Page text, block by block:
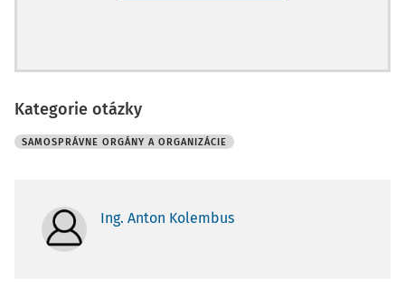
Kategorie otázky
SAMOSPRÁVNE ORGÁNY A ORGANIZÁCIE
Ing. Anton Kolembus